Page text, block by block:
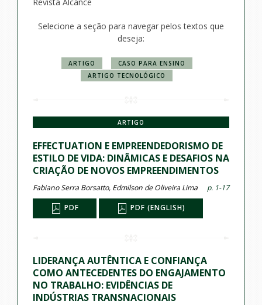
Selecione a seção para navegar pelos textos que
deseja:
ARTIGO
CASO PARA ENSINO
ARTIGO TECNOLÓGICO
ARTIGO
EFFECTUATION E EMPREENDEDORISMO DE
ESTILO DE VIDA: DINÂMICAS E DESAFIOS NA
CRIAÇÃO DE NOVOS EMPREENDIMENTOS
Fabiano Serra Borsatto, Edmilson de Oliveira Lima p. 1-17
PDF PDF (ENGLISH)
LIDERANÇA AUTÊNTICA E CONFIANÇA
COMO ANTECEDENTES DO ENGAJAMENTO
NO TRABALHO: EVIDÊNCIAS DE
INDÚSTRIAS TRANSNACIONAIS